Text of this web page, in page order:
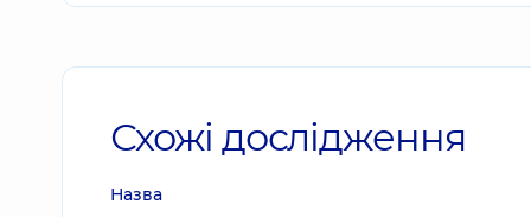
Схожі дослідження
Назва